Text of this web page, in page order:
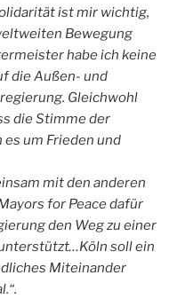
ist mir wichtig,
Bewegung
habe ich keine
die Außen- und
Gleichwohl
die Stimme der
um Frieden und
mit den anderen
for Peace dafür
den Weg zu einer
soll ein
Miteinander